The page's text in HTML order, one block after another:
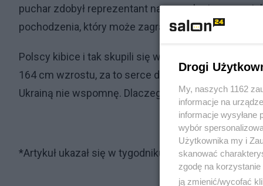
puchar zdobył reprezentant naszego kraju o
pochodzenia, który może zagrać w reprezentacji
Polscy kibice i tak skupili się w ostatnich dniach na
164 cm wzrostu, za to serce do walki chyba
Ukrainą nie wspomnę. Dlaczego? Bo mam serce
*Artykuł ukazał się w tygodniku "Sieci"
Drogi
My, naszych 1162
informacje na
informacje wysyłane
wybór
Użytkownika my i
skanować
zgodę na
ją zmienić/wycofać